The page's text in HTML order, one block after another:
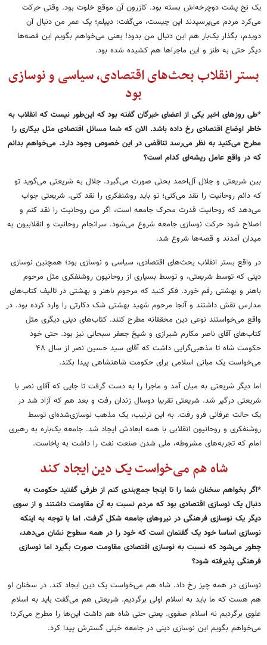
یک نخ پشت دوچرخهاش بسته بود. کازرون آن موقع خلوت بود. وقتی حرکت
می‌کرد مردم میپرسیدند این چیست، میگفت: دیپلم؛ یک عمر من دنبال آن
دویدم، بگذار یکبار هم این دنبال من بدود! یعنی میخواهم بگویم این قصهها
دیگر حتی به طنز و این ماجراها هم کشیده شده بود.
بستر انقلاب بحثهای اقتصادی، سیاسی و نوسازی
بود
*طی روزهای اخیر یکی از اعضای خبرگان گفته بود که اینطور نیست که انقلاب به
خاطر اوضاع اقتصادی رخ داده باشد. الان که شما مسائل اقتصادی مثل بیکاری را
مطرح میکنید به نظر می‌رسد تناقضی در این خصوص وجود دارد. میخواهم بدانم
که در واقع عامل ریشهای کدام است؟
بین شریعتی و جلال آلاحمد بحثی صورت می‌گیرد. جلال به شریعتی میگوید تو
که دائم روحانیت را نقد میکنی؛ تو باید روشنفکری را نقد کنی. شریعتی جواب
میدهد که روحانیت قدرت محرک جامعه است، اگر من روحانیت را نقد کنم و
اصلاح شود حرکت نوسازی جامعه شروع می‌شود. سرانجام روحانیت و انقلابیون به
میدان آمدند و قصهها شروع شد.
در واقع بستر انقلاب بحثهای اقتصادی، سیاسی و نوسازی بود؛ همچنین نوسازی
دینی که توسط شریعتی، و توسط بسیاری از روحانیون روشنفکری مثل مرحوم
باهنر و بهشتی رقم خورد. فکر کنید که مرحوم باهنر و بهشتی در تالیف کتاب‌های
مدارس نقش داشتند و آنجا مرحوم شهید بهشتی شک دکارتی را وارد کرده بود. در
واقع می‌خواستند نوعی دین محققانه مطرح کنند. کتابهای دینی دیگری مثل
کتابهای آقای ناصر مکارم شیرازی و شیخ جعفر سبحانی نیز بود. حتی خود
حکومت شاه تا ‌مذهبی
گرایی داشت که آقای سید حسین نصر از سال ۴۸
میخواست یک مبانی اسلامی برای حکومت شاهنشاهی پیدا بکند.
اما دیگر شریعتی به میان آمد و ماجرا را به دست گرفت تا جایی که آقای نصر با
شریعتی درگیر شد. شریعتی تقریبا دوسال زندان رفت و بعد هم که آزاد شد در
یک حالت عرفانی فرو رفت. به این ترتیب، یک مذهب نوسازی‌شدهای توسط
روشنفکری و روحانیون انقلابی با همه‌ ابعادش ایجاد شد. جامعه یکباره به رهبری
امام که تجربه‌های مشروطه، ملی شدن صنعت نفت را داشت به پاخاست.
شاه هم میخواست یک دین ایجاد کند
*اگر بخواهم سخنان شما را تا اینجا جمع‌بندی کنم از طرفی گفتید حکومت به
دنبال یک نوسازی اقتصادی بود که مردم نسبت به آن مقاومت داشتند و از سوی
دیگر یک نوسازی فرهنگی در نیروهای جامعه شکل گرفت. اما با توجه به اینکه
نوسازی اساسا خود یک گفتمان است که خود را در همه سطوح نشان می‌دهد،
چطور می‌شود که نسبت به نوسازی اقتصادی مقاومت صورت بگیرد اما نوسازی
فرهنگی پذیرفته شود؟
نوسازی در همه چیز رخ داد. شاه هم میخواست یک دین ایجاد کند. در سخنان او
هم هست که ما باید به اسلام اولی برگردیم. شریعتی هم می‌گفت باید به اسلام
علوی برگردیم نه اسلام صفوی. یعنی حتی شاه هم داشت این‌ها را مطرح میکرد؛
میخواهم بگویم این نوسازی دینی در جامعه خیلی گسترش پیدا کرد.